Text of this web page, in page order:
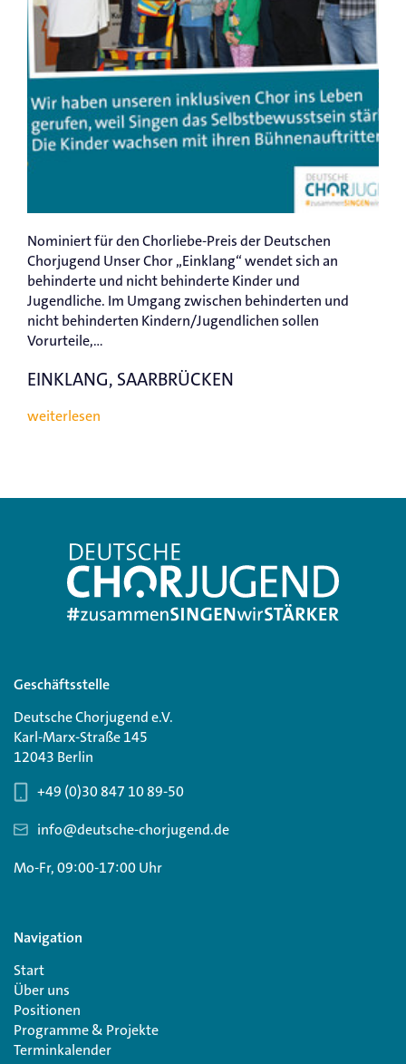
EINKLANG, SAARBRÜCKEN
Nominiert für den Chorliebe-Preis der Deutschen
Chorjugend Unser Chor „Einklang“ wendet sich an
behinderte und nicht behinderte Kinder und
Jugendliche. Im Umgang zwischen behinderten und
nicht behinderten Kindern/Jugendlichen sollen
Vorurteile,...
weiterlesen
Geschäftsstelle
Deutsche Chorjugend e.V.
Karl-Marx-Straße 145
12043 Berlin
+49 (0)30 847 10 89-50
info@deutsche-chorjugend.de
Mo-Fr, 09:00-17:00 Uhr
Navigation
Start
Über uns
Positionen
Programme & Projekte
Terminkalender